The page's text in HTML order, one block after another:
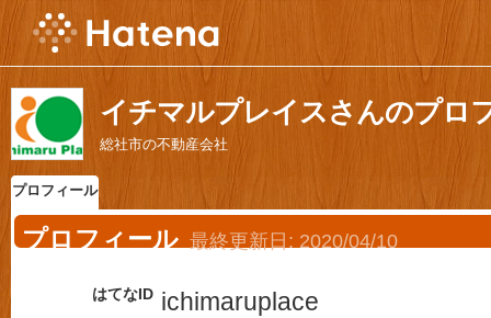
イチマルプレイスさんのプロ
総社市の不動産会社
プロフィール
プロフィール 最終更新日: 2020/04/10
はてなID ichimaruplace